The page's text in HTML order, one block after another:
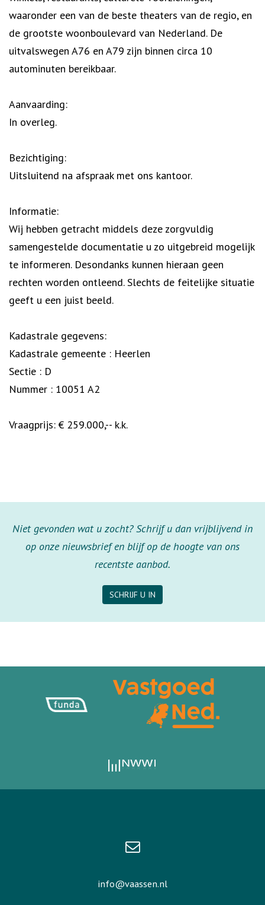
waaronder een van de beste theaters van de regio, en
de grootste woonboulevard van Nederland. De
uitvalswegen A76 en A79 zijn binnen circa 10
autominuten bereikbaar.
Aanvaarding:
In overleg.
Bezichtiging:
Uitsluitend na afspraak met ons kantoor.
Informatie:
Wij hebben getracht middels deze zorgvuldig
samengestelde documentatie u zo uitgebreid mogelijk
te informeren. Desondanks kunnen hieraan geen
rechten worden ontleend. Slechts de feitelijke situatie
geeft u een juist beeld.
Kadastrale gegevens:
Kadastrale gemeente : Heerlen
Sectie : D
Nummer : 10051 A2
Vraagprijs: € 259.000,-- k.k.
Niet gevonden wat u zocht? Schrijf u dan vrijblijvend in
op onze nieuwsbrief en blijf op de hoogte van ons
recentste aanbod.
SCHRIJF U IN
info@vaassen.nl